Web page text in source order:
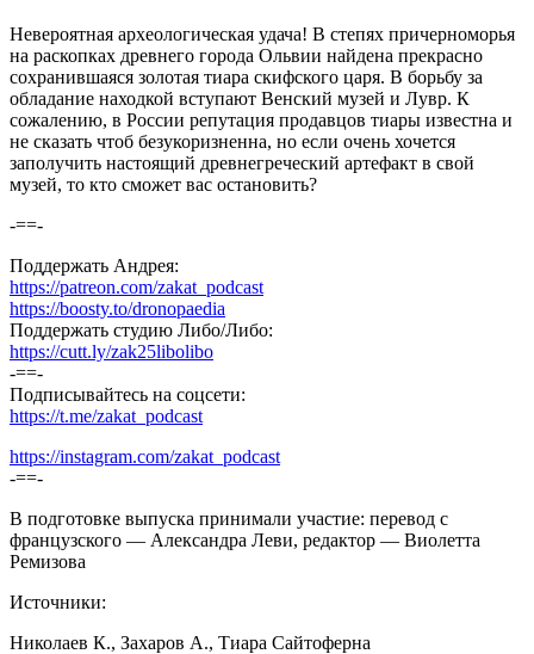
Невероятная археологическая удача! В степях причерноморья
на раскопках древнего города Ольвии найдена прекрасно
сохранившаяся золотая тиара скифского царя. В борьбу за
обладание находкой вступают Венский музей и Лувр. К
сожалению, в России репутация продавцов тиары известна и
не сказать чтоб безукоризненна, но если очень хочется
заполучить настоящий древнегреческий артефакт в свой
музей, то кто сможет вас остановить?
-==-
Поддержать Андрея:
https://patreon.com/zakat_podcast
https://boosty.to/dronopaedia
Поддержать студию Либо/Либо:
https://cutt.ly/zak25libolibo
-==-
Подписывайтесь на соцсети:
https://t.me/zakat_podcast
https://instagram.com/zakat_podcast
-==-
В подготовке выпуска принимали участие: перевод с
французского — Александра Леви, редактор — Виолетта
Ремизова
Источники:
Николаев К., Захаров А., Тиара Сайтоферна